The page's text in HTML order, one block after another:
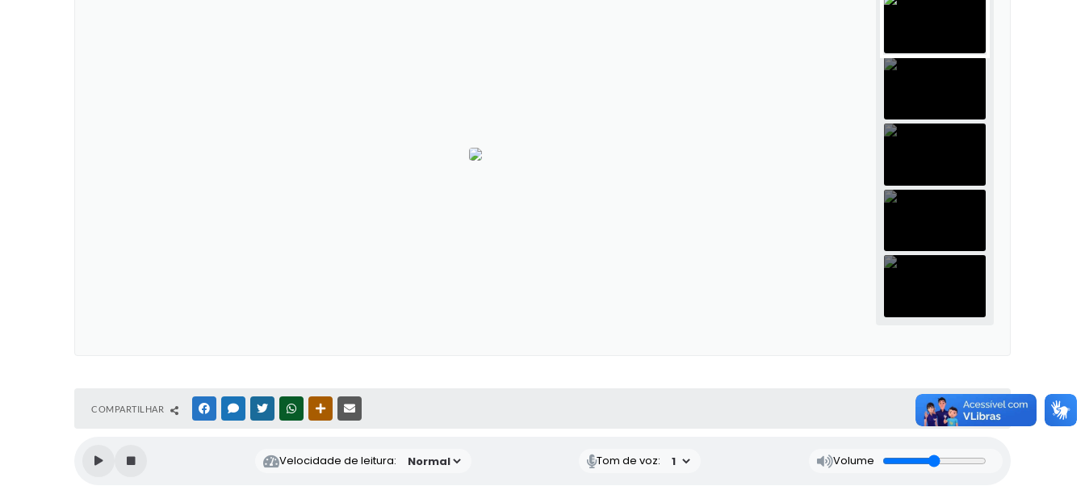
COMPARTILHAR FACEBOOKMESSENGER
TWITTERWHATSAPPOUTRAS MÍDIAS
Velocidade de leitura: Tom de voz: Volume